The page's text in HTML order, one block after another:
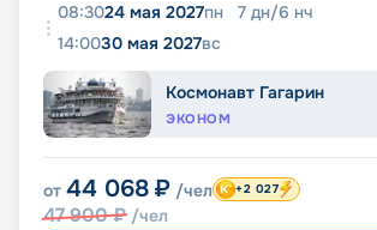
08:3024 мая 2027пн 7 дн/6 нч
14:0030 мая 2027вс
Космонавт Гагарин
ЭКОНОМ
от 44 068 ₽ /чел
47 900₽ /чел
+2 027